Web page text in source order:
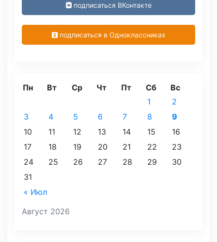
подписаться ВКонтакте
подписаться в Одноклассниках
Август 2026
Пн Вт Ср Чт Пт Сб Вс
« Июл
1
2
3
4 5 6 7 8
9
10
11 12 13 14 15
16
17
18 19 20 21 22
23
24
25 26 27 28 29
30
31